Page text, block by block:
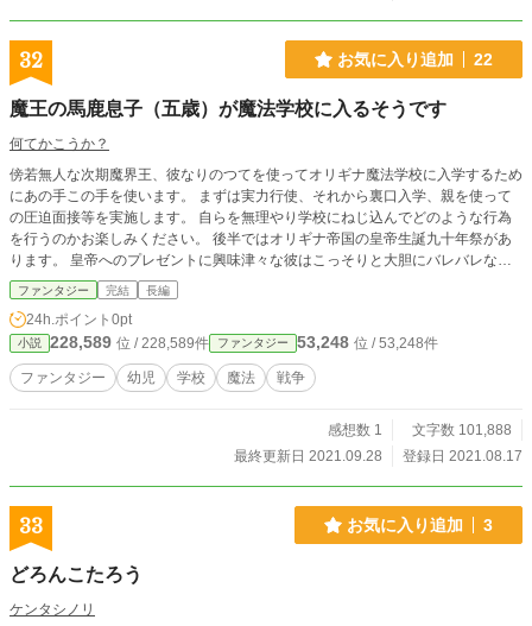
32 お気に入り追加 22
魔王の馬鹿息子（五歳）が魔法学校に入るそうです
何てかこうか？
傍若無人な次期魔界王、彼なりのつてを使ってオリギナ魔法学校に入学するため
にあの手この手を使います。 まずは実力行使、それから裏口入学、親を使って
の圧迫面接等を実施します。 自らを無理やり学校にねじ込んでどのような行為
を行うのかお楽しみください。 後半ではオリギナ帝国の皇帝生誕九十年祭があ
ります。 皇帝へのプレゼントに興味津々な彼はこっそりと大胆にバレバレな作
戦を実施します。 その後、因果応報を受けますが、彼はへこたれません。 今回
はクラウディアVSカテイナやクラウディアVSシヲウル等の戦いが行われます。
さて、彼の活躍はいかに。 更新目安は１８時３０分です。 九月十二日分の更新
が間違えていたので修正しました 三話ほど先の話を表示していました 話を混乱
させてしまいすみませんでした
ファンタジー 完結 長編
24h.ポイント 0pt
小説 228,589 位 / 228,589件 ファンタジー 53,248 位 / 53,248件
ファンタジー 幼児 学校 魔法 戦争
感想数 1
文字数 101,888
最終更新日 2021.09.28
登録日 2021.08.17
33 お気に入り追加 3
どろんこたろう
ケンタシノリ